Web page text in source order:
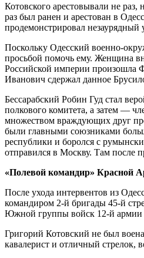
Котовского арестовывали не
раз был ранен и арестован в
продемонстрировал незаурядный
Поскольку Одесский военно-
просьбой помочь ему. Женщина
Российской империи произошла
Иванович сдержал данное
Бессарабский Робин Гуд стал
полкового комитета, а затем —
множеством враждующих друг
были главными союзниками
республики и боролся с
отправился в Москву. Там после
«Полевой командир» Красной
После ухода интервентов из
командиром 2-й бригады 45-й
Южной группы войск 12-й армии
Григорий Котовский не был
кавалерист и отличный стрелок,